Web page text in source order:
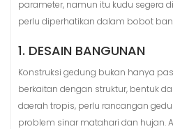
parameter, namun itu kudu segera
perlu diperhatikan dalam bobot
1. DESAIN BANGUNAN
Konstruksi gedung bukan hanya
berkaitan dengan struktur, bentuk
daerah tropis, perlu rancangan
problem sinar matahari dan hujan.